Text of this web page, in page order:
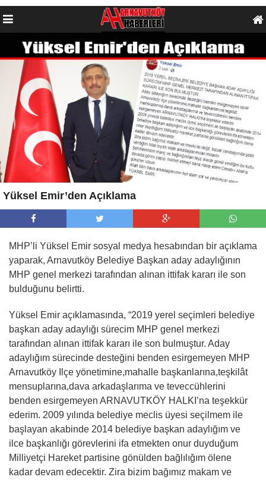
Yüksel Emir’den Açıklama
MHP’li Yüksel Emir sosyal medya hesabından bir açıklama
yaparak, Arnavutköy Belediye Başkan aday adaylığının
MHP genel merkezi tarafından alınan ittifak kararı ile son
bulduğunu belirtti.
Yüksel Emir açıklamasında, “2019 yerel seçimleri belediye
başkan aday adaylığı sürecim MHP genel merkezi
tarafından alınan ittifak kararı ile son bulmuştur. Aday
adaylığım sürecinde desteğini benden esirgemeyen MHP
Arnavutköy Ilçe yönetimine,mahalle başkanlarına,teşkilât
mensuplarına,dava arkadaşlarıma ve teveccühlerini
benden esirgemeyen ARNAVUTKÖY HALKI’na teşekkür
ederim. 2009 yılında belediye meclis üyesi seçilmem ile
başlayan akabinde 2014 belediye başkan adaylığım ve
ilce başkanlığı görevlerini ifa etmekten onur duyduğum
Milliyetçi Hareket partisine gönülden bağlılığım ölene
kadar devam edecektir. Zira bizim bağımız makam ve